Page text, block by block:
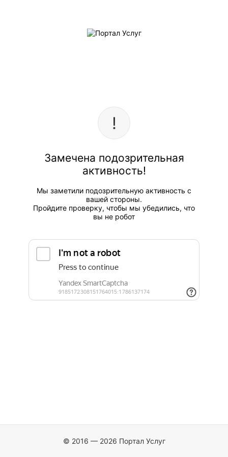
Замечена подозрительная
активность!
Мы заметили подозрительную активность с
вашей стороны.
Пройдите проверку, чтобы мы убедились, что
вы не робот
© 2016 — 2026 Портал Услуг